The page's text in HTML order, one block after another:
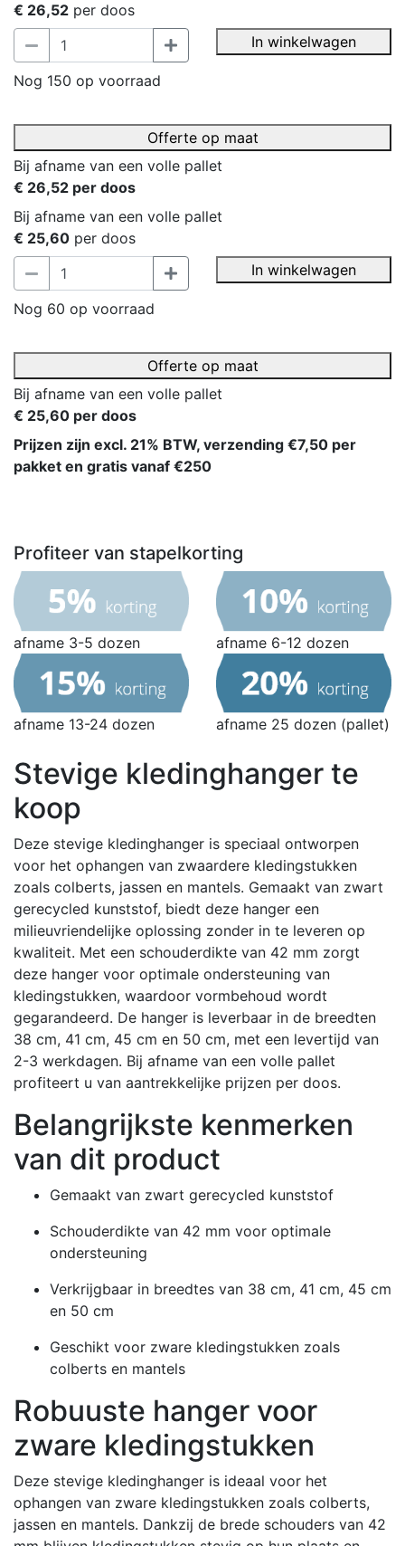
€ 26,52 per doos
Nog 150 op voorraad
In winkelwagen
Offerte op maat
Bij afname van een volle pallet
€ 26,52 per doos
Bij afname van een volle pallet
€ 25,60 per doos
Nog 60 op voorraad
In winkelwagen
Offerte op maat
Bij afname van een volle pallet
€ 25,60 per doos
Prijzen zijn excl. 21% BTW, verzending €7,50 per
pakket en gratis vanaf €250
Profiteer van stapelkorting
afname 3-5 dozen afname 6-12 dozen
afname 13-24 dozen afname 25 dozen (pallet)
Stevige kledinghanger te
koop
Deze stevige kledinghanger is speciaal ontworpen
voor het ophangen van zwaardere kledingstukken
zoals colberts, jassen en mantels. Gemaakt van zwart
gerecycled kunststof, biedt deze hanger een
milieuvriendelijke oplossing zonder in te leveren op
kwaliteit. Met een schouderdikte van 42 mm zorgt
deze hanger voor optimale ondersteuning van
kledingstukken, waardoor vormbehoud wordt
gegarandeerd. De hanger is leverbaar in de breedten
38 cm, 41 cm, 45 cm en 50 cm, met een levertijd van
2-3 werkdagen. Bij afname van een volle pallet
profiteert u van aantrekkelijke prijzen per doos.
Belangrijkste kenmerken
van dit product
Gemaakt van zwart gerecycled kunststof
Schouderdikte van 42 mm voor optimale
ondersteuning
Verkrijgbaar in breedtes van 38 cm, 41 cm, 45 cm
en 50 cm
Geschikt voor zware kledingstukken zoals
colberts en mantels
Robuuste hanger voor
zware kledingstukken
Deze stevige kledinghanger is ideaal voor het
ophangen van zware kledingstukken zoals colberts,
jassen en mantels. Dankzij de brede schouders van 42